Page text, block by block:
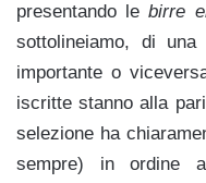
presentando lebirre
sottolineiamo, di
importante o
iscritte stanno alla
selezione ha
sempre) in ordine